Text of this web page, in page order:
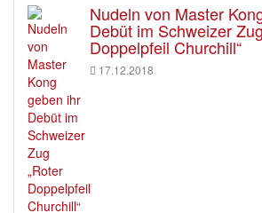
Nudeln von Master
Debüt im Schweizer
Doppelpfeil Churchill“
17.12.2018